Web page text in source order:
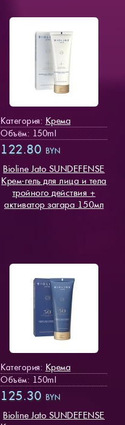
Категория: Крема
Объём: 150ml
122.80 BYN
Bioline Jato SUNDEFENSE
Крем-гель для лица и тела
тройного действия +
активатор загара 150мл
Категория: Крема
Объём: 150ml
125.30 BYN
Bioline Jato SUNDEFENSE